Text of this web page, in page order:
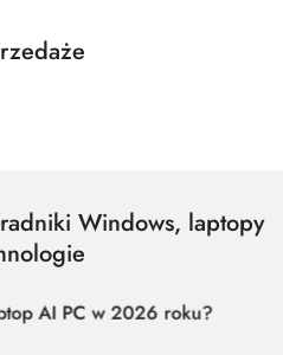
Windows, laptopy